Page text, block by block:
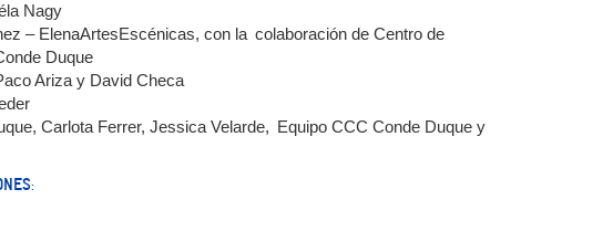
Nagy
– ElenaArtesEscénicas, con la colaboración de Centro de
Duque
Ariza y David Checa
Carlota Ferrer, Jessica Velarde, Equipo CCC Conde Duque y